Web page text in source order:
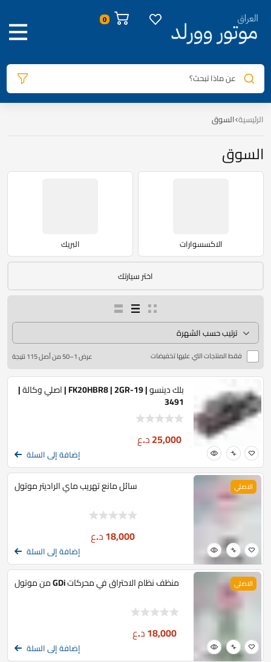
عن ماذا تبحث؟
الرئيسية السوق
السوق
الاكسسوارات البريك
اختر سيارتك
فقط المنتجات التي عليها تخفيضات عرض 1–50 من أصل 115 نتيجة
بلك دينسو | FK20HBR8 | 2GR-19 | اصلي وكالة |
3491
25,000د.ع
إضافة إلى السلة
الاصلي سائل مانع تهريب ماي الراديتر موتول
18,000د.ع
إضافة إلى السلة
الاصلي منظف نظام الاحتراق في محركات GDi من موتول
18,000د.ع
إضافة إلى السلة